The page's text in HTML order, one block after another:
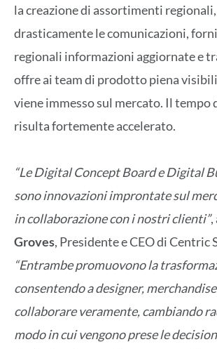
la creazione di assortimenti
drasticamente le comunicazioni,
regionali informazioni aggiornate e
offre ai team di prodotto piena
viene immesso sul mercato. Il tempo
risulta fortemente accelerato.
“Le Digital Concept Board e Digital
sono innovazioni improntate sul
in collaborazione con i nostri clienti”,
Groves, Presidente e CEO di Centric
“Entrambe promuovono la
consentendo a designer,
collaborare veramente, cambiando
modo in cui vengono prese le